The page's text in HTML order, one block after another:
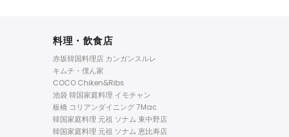
料理・飲食店
赤坂韓国料理店 カンガンスルレ
キムチ・僕ん家
COCO Chiken&Ribs
池袋 韓国家庭料理 イモチャン
板橋 コリアンダイニング 7Mac
韓国家庭料理 元祖 ソナム 東中野店
韓国家庭料理 元祖 ソナム 恵比寿店